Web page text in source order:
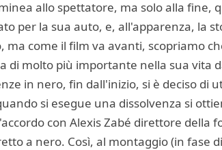
allo spettatore, ma solo alla fine,
per la sua auto, e, all'apparenza, la
ma come il film va avanti, scopriamo
di molto più importante nella sua vita
in nero, fin dall'inizio, si è deciso di
si esegue una dissolvenza si
con Alexis Zabé direttore della
a nero. Così, al montaggio (in fase